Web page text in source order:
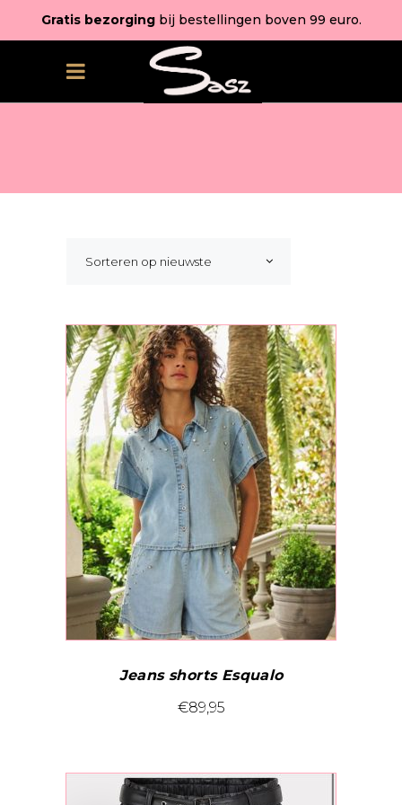
Gratis bezorgingbij bestellingen boven 99 euro.
Sorteren op nieuwste
Jeans shorts Esqualo
€89,95
Dit
meerdere